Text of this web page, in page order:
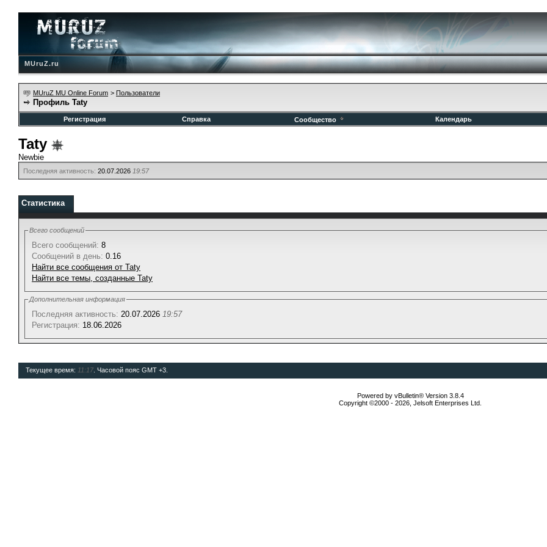
MUruZ.ru
MUruZ MU Online Forum > Пользователи
Профиль Taty
Регистрация
Справка Сообщество Календарь
Taty
Newbie
Последняя активность: 20.07.2026 19:57
Статистика
Всего сообщений
Всего сообщений: 8
Сообщений в день: 0.16
Найти все сообщения от Taty
Найти все темы, созданные Taty
Дополнительная информация
Последняя активность: 20.07.2026 19:57
Регистрация: 18.06.2026
Текущее время: 11:17. Часовой пояс GMT +3.
Powered by vBulletin® Version 3.8.4
Copyright ©2000 - 2026, Jelsoft Enterprises Ltd.